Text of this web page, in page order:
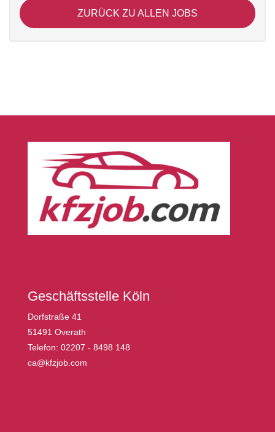
ZURÜCK ZU ALLEN JOBS
Geschäftsstelle Köln
Dorfstraße 41
51491 Overath
Telefon: 02207 - 8498 148
ca@kfzjob.com